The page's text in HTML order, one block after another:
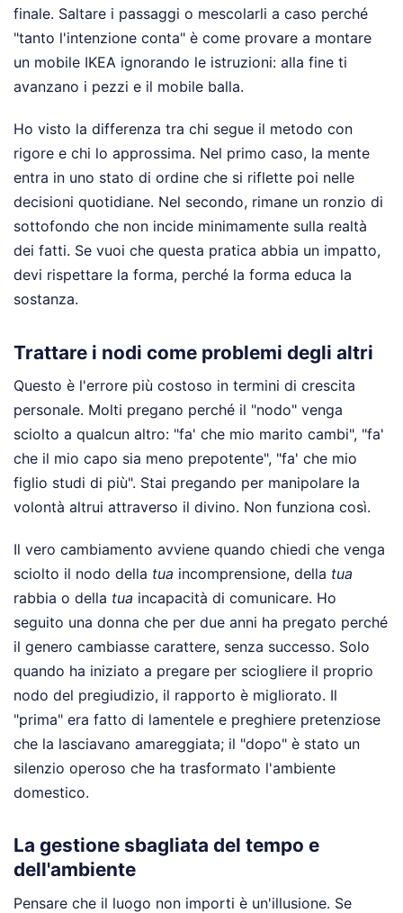
finale. Saltare i passaggi o mescolarli a caso perché
"tanto l'intenzione conta" è come provare a montare
un mobile IKEA ignorando le istruzioni: alla fine ti
avanzano i pezzi e il mobile balla.
Ho visto la differenza tra chi segue il metodo con
rigore e chi lo approssima. Nel primo caso, la mente
entra in uno stato di ordine che si riflette poi nelle
decisioni quotidiane. Nel secondo, rimane un ronzio di
sottofondo che non incide minimamente sulla realtà
dei fatti. Se vuoi che questa pratica abbia un impatto,
devi rispettare la forma, perché la forma educa la
sostanza.
Trattare i nodi come problemi degli altri
Questo è l'errore più costoso in termini di crescita
personale. Molti pregano perché il "nodo" venga
sciolto a qualcun altro: "fa' che mio marito cambi", "fa'
che il mio capo sia meno prepotente", "fa' che mio
figlio studi di più". Stai pregando per manipolare la
volontà altrui attraverso il divino. Non funziona così.
Il vero cambiamento avviene quando chiedi che venga
sciolto il nodo della tua incomprensione, della tua
rabbia o della tua incapacità di comunicare. Ho
seguito una donna che per due anni ha pregato perché
il genero cambiasse carattere, senza successo. Solo
quando ha iniziato a pregare per sciogliere il proprio
nodo del pregiudizio, il rapporto è migliorato. Il
"prima" era fatto di lamentele e preghiere pretenziose
che la lasciavano amareggiata; il "dopo" è stato un
silenzio operoso che ha trasformato l'ambiente
domestico.
La gestione sbagliata del tempo e
dell'ambiente
Pensare che il luogo non importi è un'illusione. Se